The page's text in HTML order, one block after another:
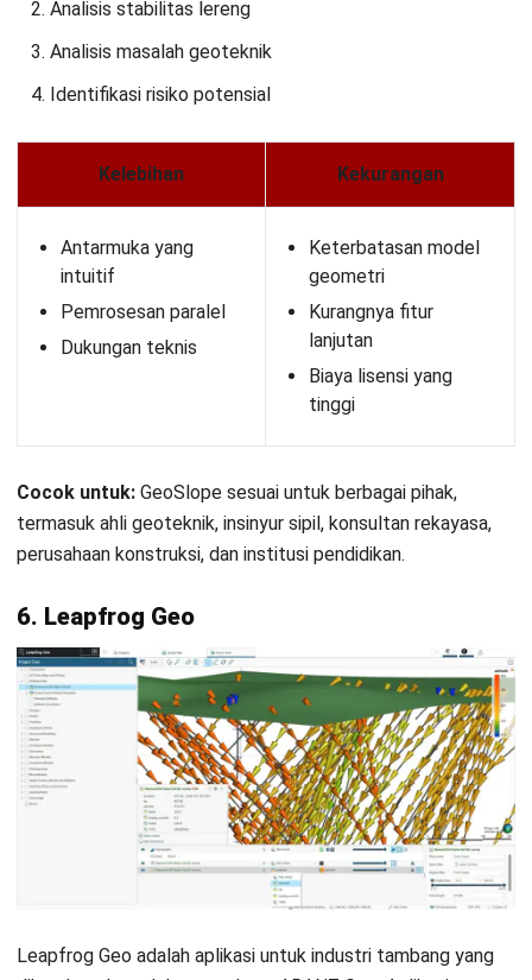
Panduan Lengkap Smart Mining untuk
Industri Tambang
Kinan Eliana- 09/03/2026
MINING
Strategi Efektif Mining Equipment
Kinan Eliana- 05/05/2026
Stockpile Adalah: Fungsi, Jenis, dan